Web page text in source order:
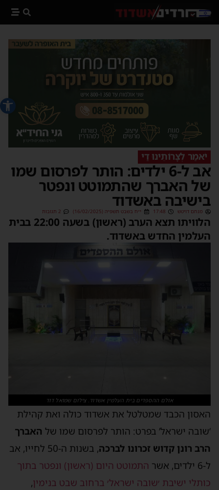
פתח
יֹאמַר לְצָרוֹתֵינוּ דַי
אב ל-6 ילדים: הותר לפרסום שמו
של האברך שהתמוטט ונפטר
בישיבה באשדוד
מנחם דויטש 17:48 י״ח בשבט תשפ״ה (16/02/2025) 2 תגובות
הלוויתו תצא הערב (ראשון) בשעה 22:00 בבית
העלמין החדש באשדוד.
אולם ההספדים בית העלמין אשדוד. צילום שמואל דוד
האסון הכבד שמטלטל את אשדוד כולה ואת קהילת
‘שובה ישראל’ בפרט: הותר לפרסום שמו של האברך
הרב רונן קדוש זכרונו לברכה
, בשנות ה-50 לחייו, אב
ל-6 ילדים, אשר
התמוטט היום (ראשון) ונפטר בתוך
כותלי ישיבת ׳שובה ישראל׳ ברחוב שבט בנימין,